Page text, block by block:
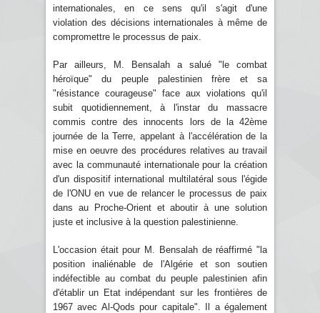
internationales, en ce sens qu'il s'agit d'une
violation des décisions internationales à même de
compromettre le processus de paix.
Par ailleurs, M. Bensalah a salué "le combat
héroïque" du peuple palestinien frère et sa
"résistance courageuse" face aux violations qu'il
subit quotidiennement, à l'instar du massacre
commis contre des innocents lors de la 42ème
journée de la Terre, appelant à l'accélération de la
mise en oeuvre des procédures relatives au travail
avec la communauté internationale pour la création
d'un dispositif international multilatéral sous l'égide
de l'ONU en vue de relancer le processus de paix
dans au Proche-Orient et aboutir à une solution
juste et inclusive à la question palestinienne.
L'occasion était pour M. Bensalah de réaffirmé "la
position inaliénable de l'Algérie et son soutien
indéfectible au combat du peuple palestinien afin
d'établir un Etat indépendant sur les frontières de
1967 avec Al-Qods pour capitale". Il a également